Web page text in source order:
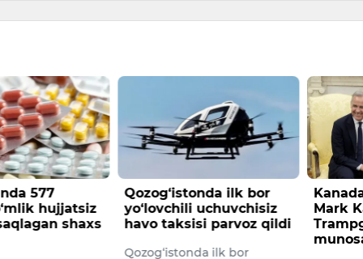
ilk bor
uchuvchisiz
parvoz qildi
Kanada Bosh vaziri
Mark Karni Donald
Trampga kinoyali